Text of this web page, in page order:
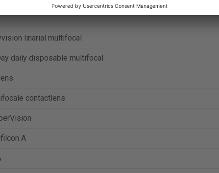
linarial multifocal
daily disposable multifocal
contactlens
A